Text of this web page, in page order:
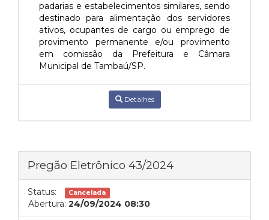
padarias e estabelecimentos similares, sendo
destinado para alimentação dos servidores
ativos, ocupantes de cargo ou emprego de
provimento permanente e/ou provimento
em comissão da Prefeitura e Câmara
Municipal de Tambaú/SP.
Detalhes
Pregão Eletrônico 43/2024
Status: Cancelada
Abertura: 24/09/2024 08:30